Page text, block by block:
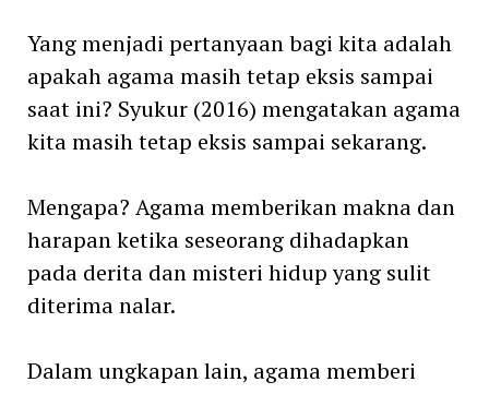
Yang menjadi pertanyaan bagi kita adalah
apakah agama masih tetap eksis sampai
saat ini? Syukur (2016) mengatakan agama
kita masih tetap eksis sampai sekarang.
Mengapa? Agama memberikan makna dan
harapan ketika seseorang dihadapkan
pada derita dan misteri hidup yang sulit
diterima nalar.
Dalam ungkapan lain, agama memberi